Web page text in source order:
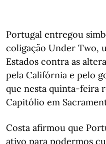
Portugal entregou
coligação Under Two,
Estados contra as
pela Califórnia e pelo
que nesta quinta-feira
Capitólio em
Costa afirmou que
ativo para podermos